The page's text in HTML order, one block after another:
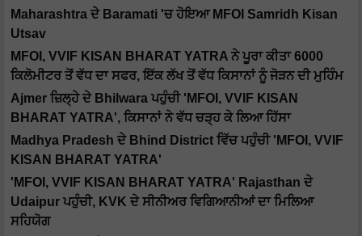
Maharashtra ਦੇ Baramati 'ਚ ਹੋਇਆ MFOI Samridh Kisan
Utsav
MFOI, VVIF KISAN BHARAT YATRA ਨੇ ਪੂਰਾ ਕੀਤਾ 6000
ਕਿਲੋਮੀਟਰ ਤੋਂ ਵੱਧ ਦਾ ਸਫਰ, ਇੱਕ ਲੱਖ ਤੋਂ ਵੱਧ ਕਿਸਾਨਾਂ ਨੂੰ ਜੋੜਨ ਦੀ ਮੁਹਿੰਮ
Ajmer ਜ਼ਿਲ੍ਹੇ ਦੇ Bhilwara ਪਹੁੰਚੀ 'MFOI, VVIF KISAN
BHARAT YATRA', ਕਿਸਾਨਾਂ ਨੇ ਵੱਧ ਚੜ੍ਹ ਕੇ ਲਿਆ ਹਿੱਸਾ
Madhya Pradesh ਦੇ Bhind District ਵਿੱਚ ਪਹੁੰਚੀ 'MFOI, VVIF
KISAN BHARAT YATRA'
'MFOI, VVIF KISAN BHARAT YATRA' Rajasthan ਦੇ
Udaipur ਪਹੁੰਚੀ, KVK ਦੇ ਸੀਨੀਅਰ ਵਿਗਿਆਨੀਆਂ ਦਾ ਮਿਲਿਆ
ਸਹਿਯੋਗ